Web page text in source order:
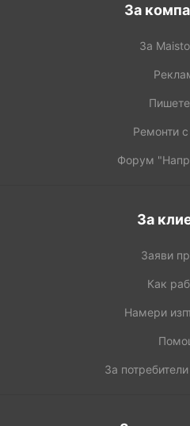
За
За
Ремонти с
Форум
За
Заяви
Как
Намери
За